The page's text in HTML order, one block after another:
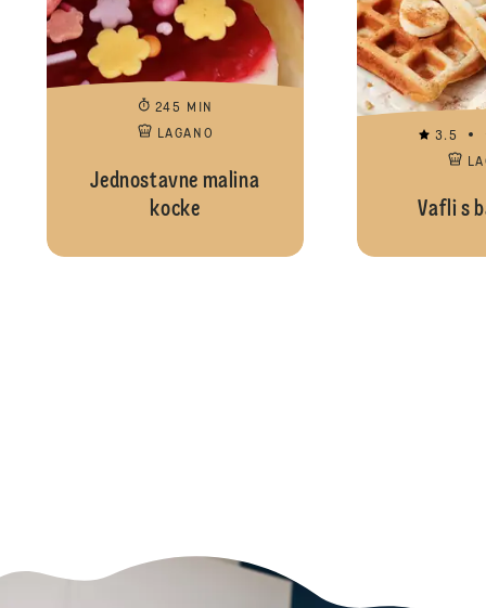
245 MIN
LAGANO
Jednostavne malina
kocke
3.5
Vafli s